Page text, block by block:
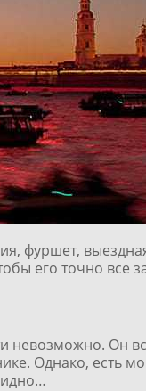
фуршет,
его точно все
невозможно. Он
Однако, есть